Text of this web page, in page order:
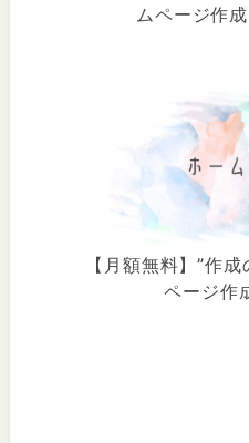
ムページ作
【月額無料】”作
ページ作